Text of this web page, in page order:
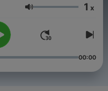
音量 1 x
00:00